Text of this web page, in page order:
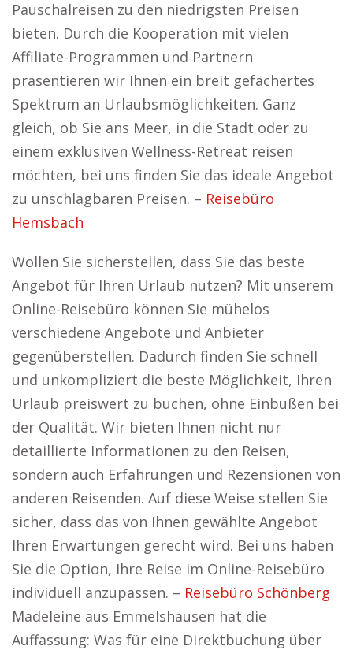
Pauschalreisen zu den niedrigsten Preisen
bieten. Durch die Kooperation mit vielen
Affiliate-Programmen und Partnern
präsentieren wir Ihnen ein breit gefächertes
Spektrum an Urlaubsmöglichkeiten. Ganz
gleich, ob Sie ans Meer, in die Stadt oder zu
einem exklusiven Wellness-Retreat reisen
möchten, bei uns finden Sie das ideale Angebot
zu unschlagbaren Preisen. – Reisebüro
Hemsbach
Wollen Sie sicherstellen, dass Sie das beste
Angebot für Ihren Urlaub nutzen? Mit unserem
Online-Reisebüro können Sie mühelos
verschiedene Angebote und Anbieter
gegenüberstellen. Dadurch finden Sie schnell
und unkompliziert die beste Möglichkeit, Ihren
Urlaub preiswert zu buchen, ohne Einbußen bei
der Qualität. Wir bieten Ihnen nicht nur
detaillierte Informationen zu den Reisen,
sondern auch Erfahrungen und Rezensionen von
anderen Reisenden. Auf diese Weise stellen Sie
sicher, dass das von Ihnen gewählte Angebot
Ihren Erwartungen gerecht wird. Bei uns haben
Sie die Option, Ihre Reise im Online-Reisebüro
individuell anzupassen. – Reisebüro Schönberg
Madeleine aus Emmelshausen hat die
Auffassung: Was für eine Direktbuchung über